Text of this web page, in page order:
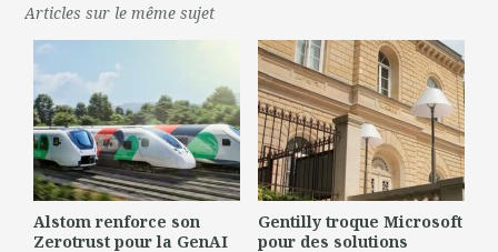
Articles sur le même sujet
Alstom renforce son
Zerotrust pour la GenAI
Gentilly troque Microsoft
pour des solutions